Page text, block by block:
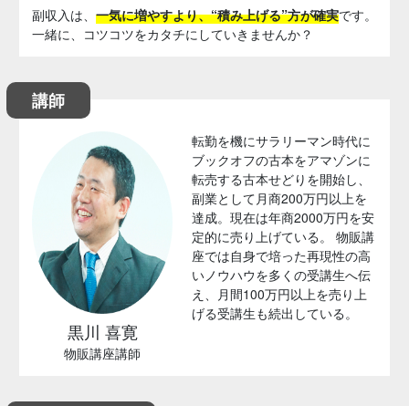
副収入は、 一気に増やすより、“積み上げる”方が確実です。
一緒に、コツコツをカタチにしていきませんか？
講師
黒川 喜寛
物販講座講師
転勤を機にサラリーマン時代に
ブックオフの古本をアマゾンに
転売する古本せどりを開始し、
副業として月商200万円以上を
達成。現在は年商2000万円を安
定的に売り上げている。 物販講
座では自身で培った再現性の高
いノウハウを多くの受講生へ伝
え、月間100万円以上を売り上
げる受講生も続出している。